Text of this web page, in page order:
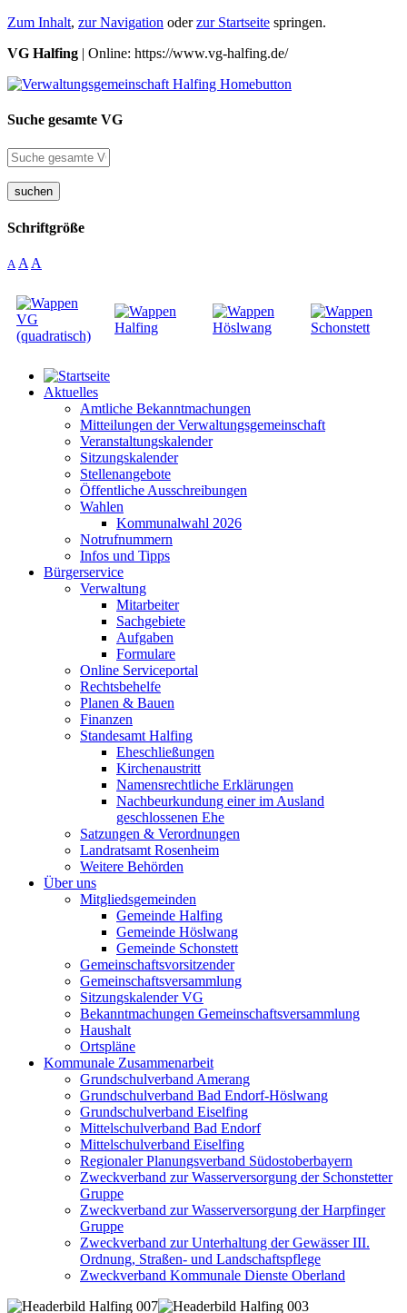
Zum Inhalt, zur Navigation oderzur Startseite springen.
VG Halfing | Online: https://www.vg-halfing.de/
Suche gesamte VG
suchen
Schriftgröße
A A A
Aktuelles
Amtliche Bekanntmachungen
Mitteilungen der Verwaltungsgemeinschaft
Veranstaltungskalender
Sitzungskalender
Stellenangebote
Öffentliche Ausschreibungen
Wahlen
Kommunalwahl 2026
Notrufnummern
Infos und Tipps
Bürgerservice
Verwaltung
Mitarbeiter
Sachgebiete
Aufgaben
Formulare
Online Serviceportal
Rechtsbehelfe
Planen & Bauen
Finanzen
Standesamt Halfing
Eheschließungen
Kirchenaustritt
Namensrechtliche Erklärungen
Nachbeurkundung einer im Ausland
geschlossenen Ehe
Satzungen & Verordnungen
Landratsamt Rosenheim
Weitere Behörden
Über uns
Mitgliedsgemeinden
Gemeinde Halfing
Gemeinde Höslwang
Gemeinde Schonstett
Gemeinschaftsvorsitzender
Gemeinschaftsversammlung
Sitzungskalender VG
Bekanntmachungen Gemeinschaftsversammlung
Haushalt
Ortspläne
Kommunale Zusammenarbeit
Grundschulverband Amerang
Grundschulverband Bad Endorf-Höslwang
Grundschulverband Eiselfing
Mittelschulverband Bad Endorf
Mittelschulverband Eiselfing
Regionaler Planungsverband Südostoberbayern
Zweckverband zur Wasserversorgung der Schonstetter
Gruppe
Zweckverband zur Wasserversorgung der Harpfinger
Gruppe
Zweckverband zur Unterhaltung der Gewässer III.
Ordnung, Straßen- und Landschaftspflege
Zweckverband Kommunale Dienste Oberland